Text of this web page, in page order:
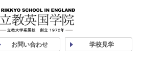
お問い合わせ 学校見学